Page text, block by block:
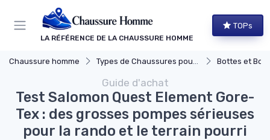
LA RÉFÉRENCE DE LA CHAUSSURE HOMME
TOPs
Chaussure homme Types de Chaussures pour Hommes Bottes et
Guide d'achat
Test Salomon Quest Element Gore-
Tex : des grosses pompes sérieuses
pour la rando et le terrain pourri